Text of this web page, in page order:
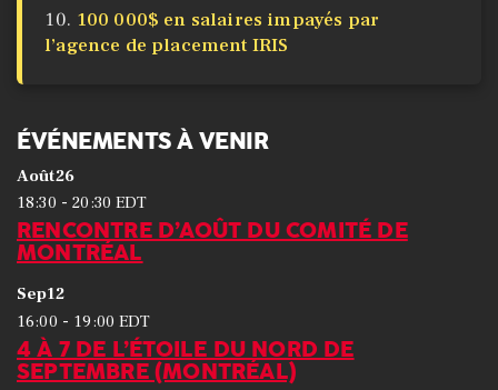
100 000$ en salaires impayés par
l’agence de placement IRIS
ÉVÉNEMENTS À VENIR
Août26
18:30 -20:30 EDT
RENCONTRE D’AOÛT DU COMITÉ DE
MONTRÉAL
Sep12
16:00 - 19:00 EDT
4 À 7 DE L’ÉTOILE DU NORD DE
SEPTEMBRE (MONTRÉAL)